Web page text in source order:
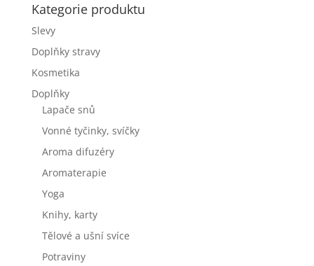
Kategorie produktu
Slevy
Doplňky stravy
Kosmetika
Doplňky
Lapače snů
Vonné tyčinky, svíčky
Aroma difuzéry
Aromaterapie
Yoga
Knihy, karty
Tělové a ušní svíce
Potraviny